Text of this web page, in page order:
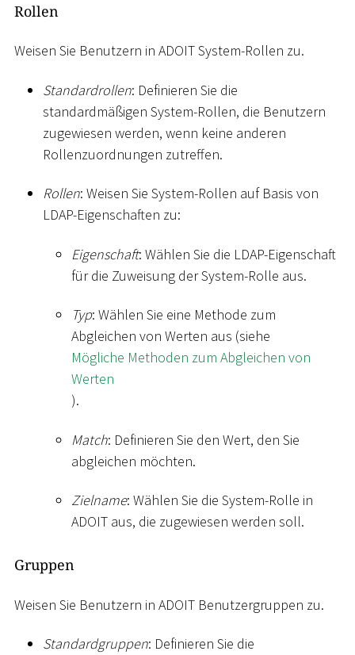
Rollen
Weisen Sie Benutzern in ADOIT System-Rollen zu.
Standardrollen: Definieren Sie die
standardmäßigen System-Rollen, die Benutzern
zugewiesen werden, wenn keine anderen
Rollenzuordnungen zutreffen.
Rollen: Weisen Sie System-Rollen auf Basis von
LDAP-Eigenschaften zu:
Eigenschaft: Wählen Sie die LDAP-Eigenschaft
für die Zuweisung der System-Rolle aus.
Typ: Wählen Sie eine Methode zum
Abgleichen von Werten aus (siehe
Mögliche Methoden zum Abgleichen von
Werten
).
Match: Definieren Sie den Wert, den Sie
abgleichen möchten.
Zielname: Wählen Sie die System-Rolle in
ADOIT aus, die zugewiesen werden soll.
Gruppen
Weisen Sie Benutzern in ADOIT Benutzergruppen zu.
Standardgruppen: Definieren Sie die